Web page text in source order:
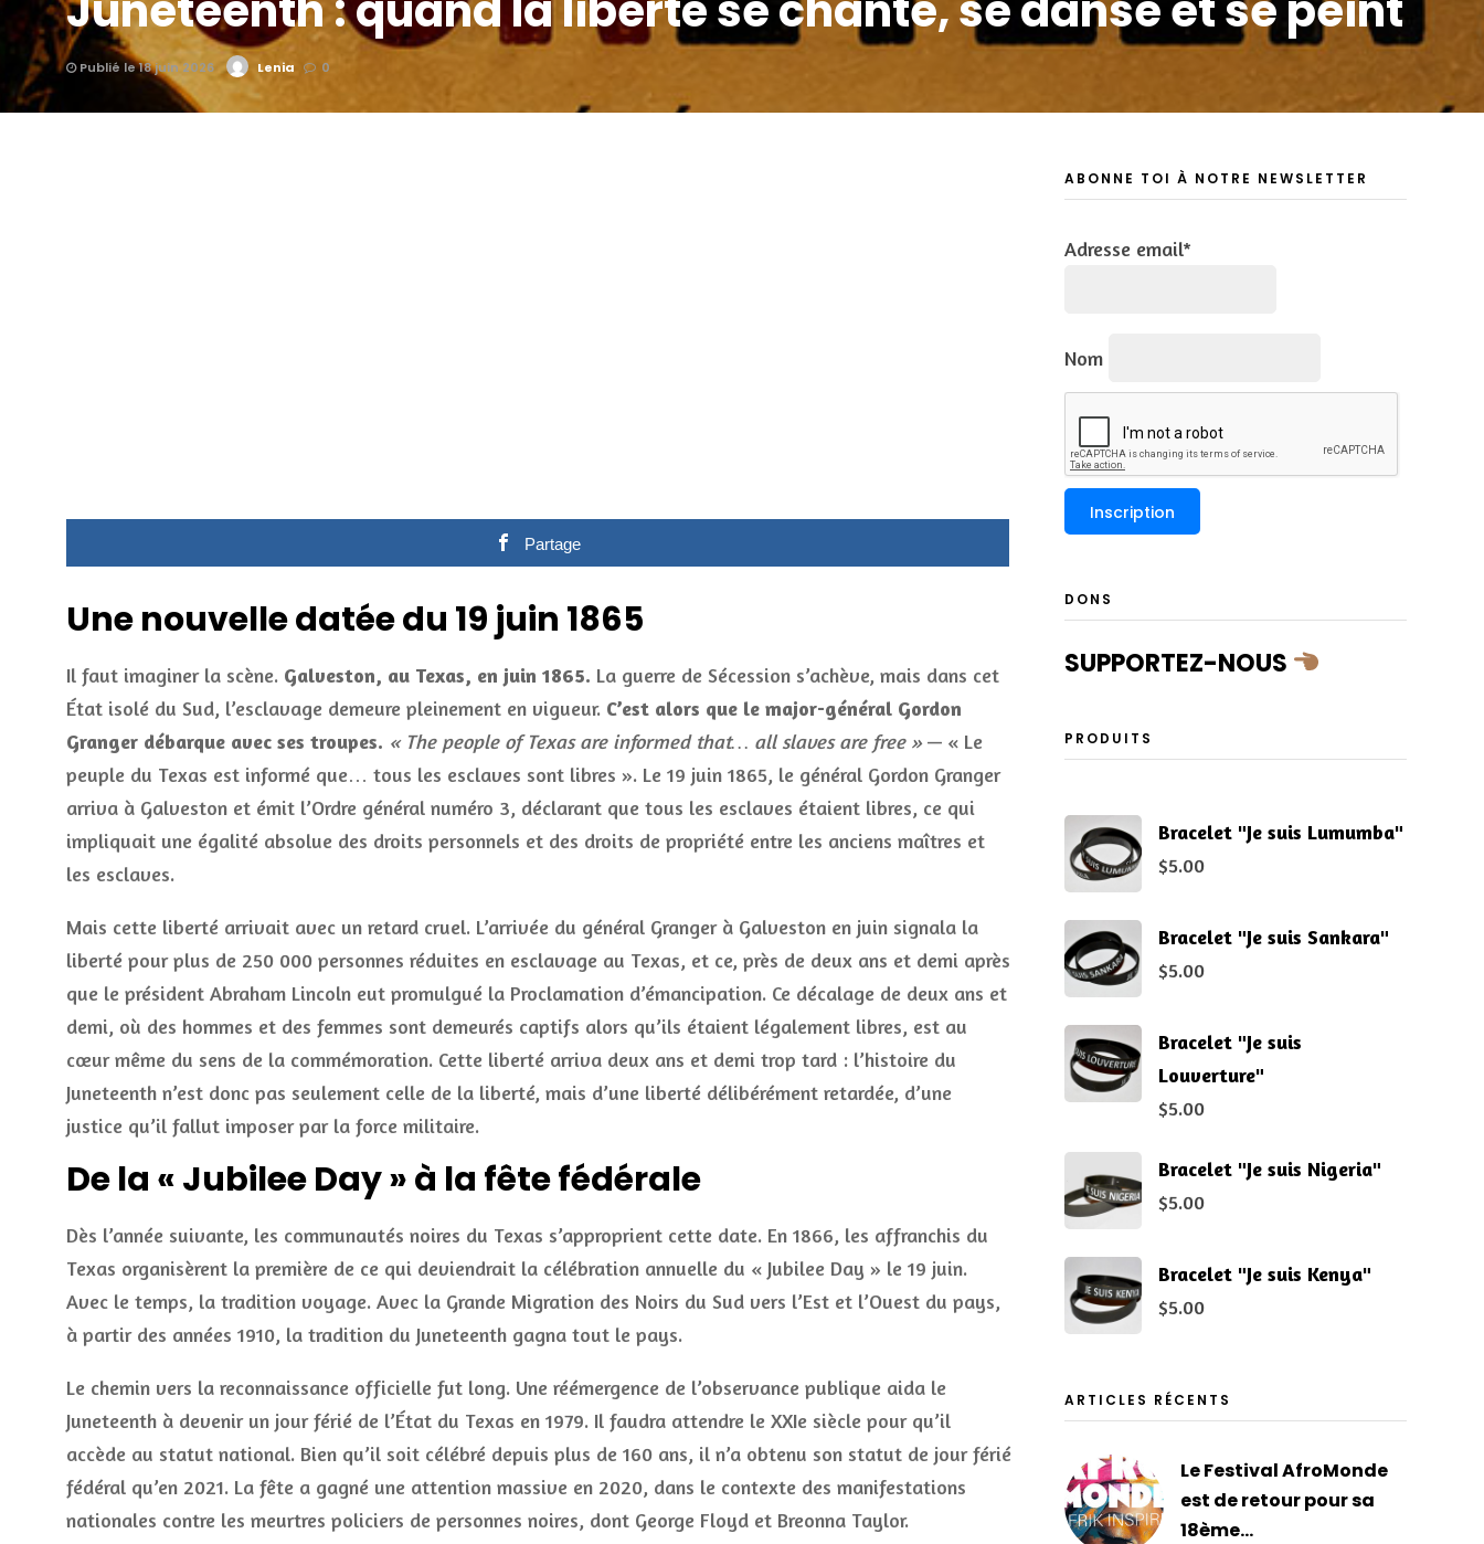
Publié le 18 juin 2026 Lenia 0
Partage
Une nouvelle datée du 19 juin 1865
Il faut imaginer la scène. Galveston, au Texas, en juin 1865. La guerre de Sécession s’achève, mais dans cet
État isolé du Sud, l’esclavage demeure pleinement en vigueur. C’est alors que le major-général Gordon
Granger débarque avec ses troupes. « The people of Texas are informed that… all slaves are free »— « Le
peuple du Texas est informé que… tous les esclaves sont libres ». Le 19 juin 1865, le général Gordon Granger
arriva à Galveston et émit l’Ordre général numéro 3, déclarant que tous les esclaves étaient libres, ce qui
impliquait une égalité absolue des droits personnels et des droits de propriété entre les anciens maîtres et
les esclaves.
Mais cette liberté arrivait avec un retard cruel. L’arrivée du général Granger à Galveston en juin signala la
liberté pour plus de 250 000 personnes réduites en esclavage au Texas, et ce, près de deux ans et demi après
que le président Abraham Lincoln eut promulgué la Proclamation d’émancipation. Ce décalage de deux ans et
demi, où des hommes et des femmes sont demeurés captifs alors qu’ils étaient légalement libres, est au
cœur même du sens de la commémoration. Cette liberté arriva deux ans et demi trop tard : l’histoire du
Juneteenth n’est donc pas seulement celle de la liberté, mais d’une liberté délibérément retardée, d’une
justice qu’il fallut imposer par la force militaire.
De la « Jubilee Day » à la fête fédérale
Dès l’année suivante, les communautés noires du Texas s’approprient cette date. En 1866, les affranchis du
Texas organisèrent la première de ce qui deviendrait la célébration annuelle du « Jubilee Day » le 19 juin.
Avec le temps, la tradition voyage. Avec la Grande Migration des Noirs du Sud vers l’Est et l’Ouest du pays,
à partir des années 1910, la tradition du Juneteenth gagna tout le pays.
Le chemin vers la reconnaissance officielle fut long. Une réémergence de l’observance publique aida le
Juneteenth à devenir un jour férié de l’État du Texas en 1979. Il faudra attendre le XXIe siècle pour qu’il
accède au statut national. Bien qu’il soit célébré depuis plus de 160 ans, il n’a obtenu son statut de jour férié
fédéral qu’en 2021. La fête a gagné une attention massive en 2020, dans le contexte des manifestations
nationales contre les meurtres policiers de personnes noires, dont George Floyd et Breonna Taylor.
ABONNE TOI À NOTRE NEWSLETTER
Adresse email*
Nom
DONS
SUPPORTEZ-NOUS
PRODUITS
Bracelet "Je suis Lumumba"
$5.00
Bracelet "Je suis Sankara"
$5.00
Bracelet "Je suis
Louverture"
$5.00
Bracelet "Je suis Nigeria"
$5.00
Bracelet "Je suis Kenya"
$5.00
ARTICLES RÉCENTS
Le Festival AfroMonde
est de retour pour sa
18ème...